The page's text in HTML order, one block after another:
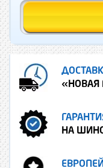
«НОВАЯ
НА